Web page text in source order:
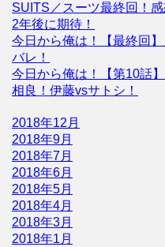
SUITS／スーツ最終回！
2年後に期待！
今日から俺は！【最終回
バレ！
今日から俺は！【第10話
相良！伊藤vsサトシ！
2018年12月
2018年9月
2018年7月
2018年6月
2018年5月
2018年4月
2018年3月
2018年1月